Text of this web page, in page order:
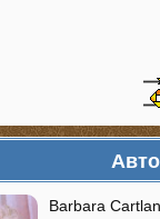
Barbara